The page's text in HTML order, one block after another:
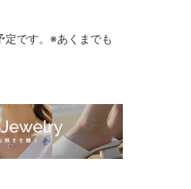
定です。※あくまでも